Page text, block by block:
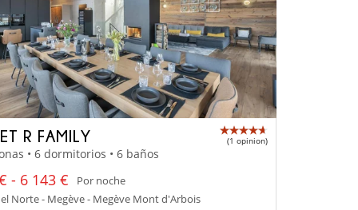
R FAMILY (1 opinion)
• 6 dormitorios • 6 baños
- 6 143 €
Por noche
Norte - Megève - Megève Mont d'Arbois